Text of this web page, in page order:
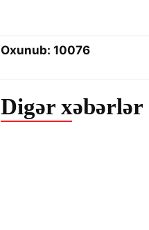
Oxunub: 10076
Digər xəbərlər
5-03-